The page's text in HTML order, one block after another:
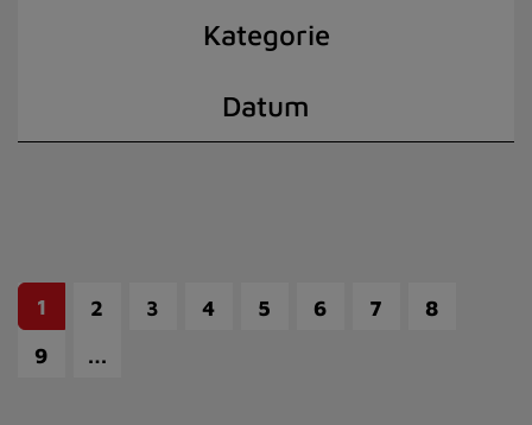
Kategorie
Datum
1 2 3 4 5 6 7
8
9
…